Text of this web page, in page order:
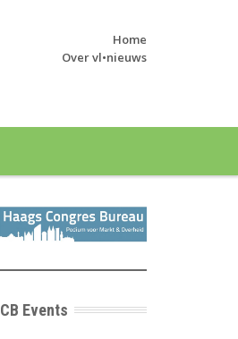
Home
Over vl•nieuws
Events